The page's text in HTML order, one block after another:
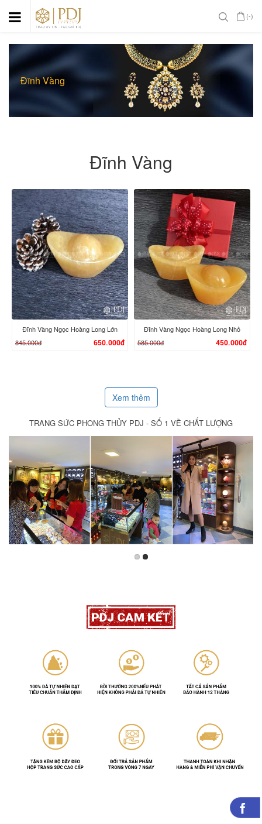
(-)
Đĩnh Vàng
Đĩnh Vàng
XEM CHI TIẾT
Đĩnh Vàng Ngọc Hoàng Long Lớn
845.000đ
650.000đ
XEM CHI TIẾT
Đĩnh Vàng Ngọc Hoàng Long Nhỏ
585.000đ
450.000đ
Xem thêm
TRANG SỨC PHONG THỦY PDJ - SỐ 1 VỀ CHẤT LƯỢNG